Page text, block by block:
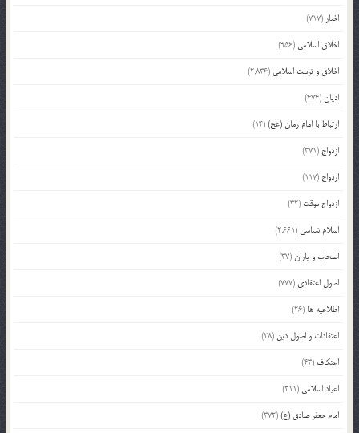
اخبار (717)
اخلاق اسلامی (956)
اخلاق و تربیت اسلامی (2,836)
ادیان(474)
ارتباط با امام زمان (عج)(14)
ازدواج (371)
ازدواج (117)
ازدواج موقت (32)
اسلام شناسی (2,661)
اصحاب و یاران(37)
اصول اعتقادی (777)
اطلاعیه ها (26)
اعتقادات و اصول دین (28)
اعتکاف (43)
اعیاد اسلامی (211)
امام جعفر صادق (ع)(372)